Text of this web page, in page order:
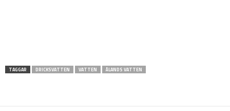
TAGGAR DRICKSVATTEN VATTEN ÅLANDS VATTEN